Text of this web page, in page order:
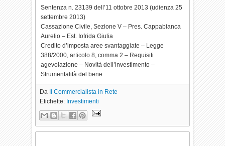
Sentenza n. 23139 dell’11 ottobre 2013 (udienza 25
settembre 2013)
Cassazione Civile, Sezione V – Pres. Cappabianca
Aurelio – Est. Iofrida Giulia
Credito d’imposta aree svantaggiate – Legge
388/2000, articolo 8, comma 2 – Requisiti
agevolazione – Novità dell’investimento –
Strumentalità del bene
Da
Il Commercialista in Rete
Etichette: Investimenti